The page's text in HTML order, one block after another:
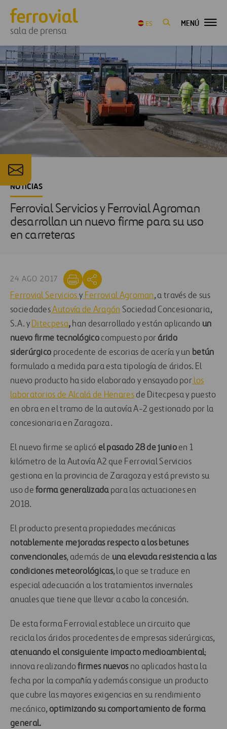
sala de prensa
ES MENÚ
NOTICIAS
Ferrovial Servicios y Ferrovial Agroman
desarrollan un nuevo firme para su uso
en carreteras
24 AGO 2017
Ferrovial ServiciosyFerrovial Agroman, a través de sus
sociedadesAutovía de Aragón Sociedad Concesionaria,
S.A. yDitecpesa, han desarrollado y están aplicando un
nuevo firme tecnológicocompuesto por árido
siderúrgico procedente de escorias de acería y un betún
formulado a medida para esta tipología de áridos. El
nuevo producto ha sido elaborado y ensayado por los
laboratorios de Alcalá de Henaresde Ditecpesa y puesto
en obra en el tramo de la autovía A-2 gestionado por la
concesionaria en Zaragoza.
El nuevo firme se aplicó el pasado 28 de junioen 1
kilómetro de la Autovía A2 que Ferrovial Servicios
gestiona en la provincia de Zaragoza y está previsto su
uso de forma generalizadapara las actuaciones en
2018.
El producto presenta propiedades mecánicas
notablemente mejoradas respecto a los betunes
convencionales, además de una elevada resistencia a las
condiciones meteorológicas, lo que se traduce en
especial adecuación a los tratamientos invernales
anuales que tiene que llevar a cabo la concesión.
De esta forma Ferrovial establece un circuito que
recicla los áridos procedentes de empresas siderúrgicas,
atenuando el consiguiente impacto medioambiental;
innova realizandofirmes nuevosno aplicados hasta la
fecha por la compañía y además consigue un producto
que cubre las mayores exigencias en su rendimiento
mecánico, optimizando su comportamiento de forma
general.